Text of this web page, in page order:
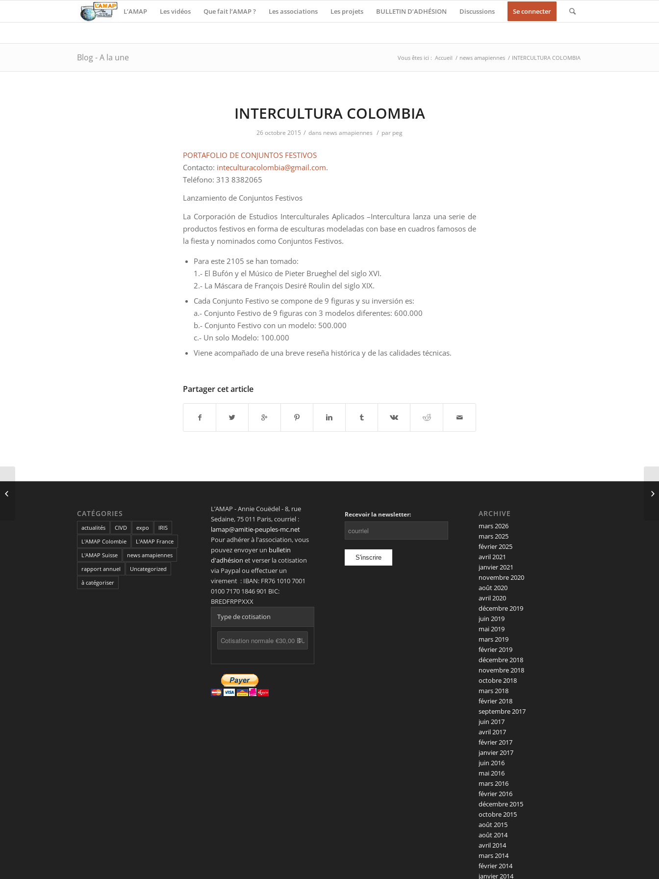
L’AMAP Les vidéos Que fait l’AMAP ? Les associations Les projets BULLETIN D’ADHÉSION Discussions Se connecter
Blog - A la une Vous êtes ici : Accueil / news amapiennes / INTERCULTURA COLOMBIA
INTERCULTURA COLOMBIA
26 octobre 2015 / dans news amapiennes / par peg
PORTAFOLIO DE CONJUNTOS FESTIVOS
Contacto: inteculturacolombia@gmail.com.
Teléfono: 313 8382065
Lanzamiento de Conjuntos Festivos
La Corporación de Estudios Interculturales Aplicados –Intercultura lanza una serie de
productos festivos en forma de esculturas modeladas con base en cuadros famosos de
la fiesta y nominados como Conjuntos Festivos.
Para este 2105 se han tomado:
1.- El Bufón y el Músico de Pieter Brueghel del siglo XVI.
2.- La Máscara de François Desiré Roulin del siglo XIX.
Cada Conjunto Festivo se compone de 9 figuras y su inversión es:
a.- Conjunto Festivo de 9 figuras con 3 modelos diferentes: 600.000
b.- Conjunto Festivo con un modelo: 500.000
c.- Un solo Modelo: 100.000
Viene acompañado de una breve reseña histórica y de las calidades técnicas.
Partager cet article
CATÉGORIES
actualités CIVD expo
IRIS
L'AMAP Colombie
L'AMAP France
L'AMAP Suisse
news amapiennes
rapport annuel
Uncategorized
à catégoriser
L’AMAP - Annie Couëdel - 8, rue
Sedaine, 75 011 Paris, courriel :
lamap@amitie-peuples-mc.net
Pour adhérer à l'association, vous
pouvez envoyer un bulletin
d'adhésion et verser la cotisation
via Paypal ou effectuer un
virement : IBAN: FR76 1010 7001
0100 7170 1846 901 BIC:
BREDFRPPXXX
Type de cotisation
Recevoir la newsletter: ARCHIVE
mars 2026
mars 2025
février 2025
avril 2021
janvier 2021
novembre 2020
août 2020
avril 2020
décembre 2019
juin 2019
mai 2019
mars 2019
février 2019
décembre 2018
novembre 2018
octobre 2018
mars 2018
février 2018
septembre 2017
juin 2017
avril 2017
février 2017
janvier 2017
juin 2016
mai 2016
mars 2016
février 2016
décembre 2015
octobre 2015
août 2015
août 2014
avril 2014
mars 2014
février 2014
janvier 2014